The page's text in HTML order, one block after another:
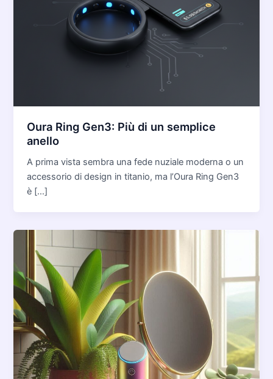
Oura Ring Gen3: Più di un semplice
anello
A prima vista sembra una fede nuziale moderna o un
accessorio di design in titanio, ma l’Oura Ring Gen3
è […]